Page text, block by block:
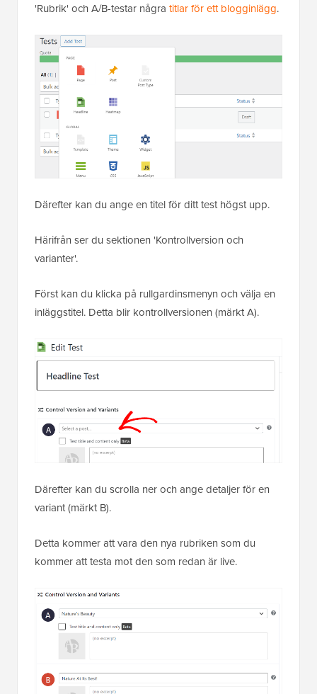
'Rubrik' och A/B-testar några titlar för ett blogginlägg.
Därefter kan du ange en titel för ditt test högst upp.
Härifrån ser du sektionen 'Kontrollversion och
varianter'.
Först kan du klicka på rullgardinsmenyn och välja en
inläggstitel. Detta blir kontrollversionen (märkt A).
Därefter kan du scrolla ner och ange detaljer för en
variant (märkt B).
Detta kommer att vara den nya rubriken som du
kommer att testa mot den som redan är live.